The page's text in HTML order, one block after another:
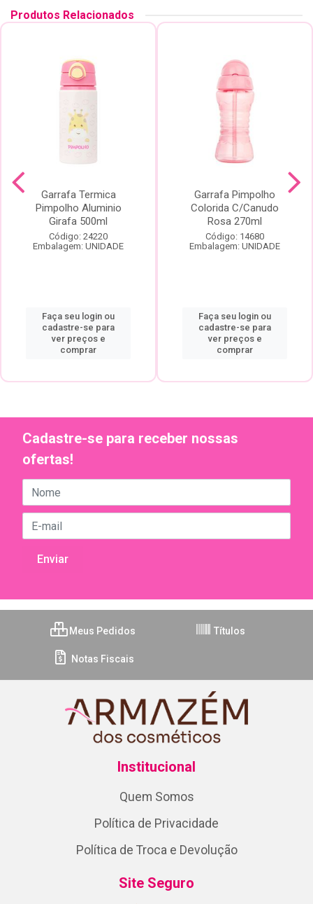
Produtos Relacionados
Garrafa Termica
Pimpolho Aluminio
Girafa 500ml
Código: 24220
Embalagem: UNIDADE
Faça seu login ou
cadastre-se para
ver preços e
comprar
Garrafa Pimpolho
Colorida C/Canudo
Rosa 270ml
Código: 14680
Embalagem: UNIDADE
Faça seu login ou
cadastre-se para
ver preços e
comprar
Cadastre-se para receber nossas
ofertas!
Meus Pedidos Títulos
Notas Fiscais
Institucional
Quem Somos
Política de Privacidade
Política de Troca e Devolução
Site Seguro